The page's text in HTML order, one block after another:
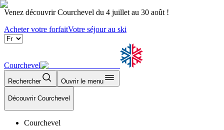
Venez découvrir Courchevel du 4 juillet au 30 août !
Acheter votre forfaitVotre séjour au ski
Courchevel
Rechercher Ouvrir le menu
Découvrir Courchevel
Courchevel